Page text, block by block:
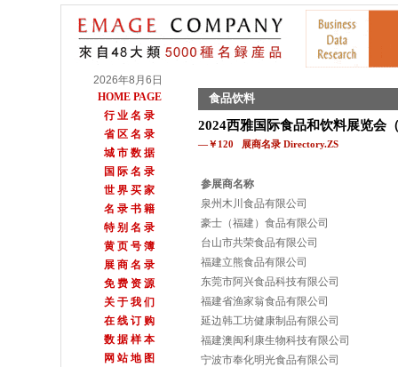
2026年8月6日
HOME PAGE
行 业 名 录
省 区 名 录
城 市 数 据
国 际 名 录
世 界 买 家
名 录 书 籍
特 别 名 录
黄 页 号 簿
展 商 名 录
免 费 资 源
关 于 我 们
在 线 订 购
数 据 样 本
网 站 地 图
食品饮料
2024西雅国际食品和饮料展览会
—￥120 展商名录 Directory.ZS
参展商名称
泉州木川食品有限公司
豪士（福建）食品有限公司
台山市共荣食品有限公司
福建立熊食品有限公司
东莞市阿兴食品科技有限公司
福建省渔家翁食品有限公司
延边韩工坊健康制品有限公司
福建澳闽利康生物科技有限公司
宁波市奉化明光食品有限公司